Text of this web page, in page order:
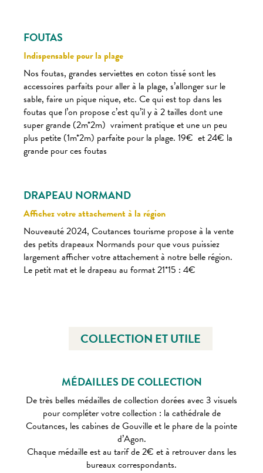
FOUTAS
Indispensable pour la plage
Nos foutas, grandes serviettes en coton tissé sont les
accessoires parfaits pour aller à la plage, s’allonger sur le
sable, faire un pique nique, etc. Ce qui est top dans les
foutas que l’on propose c’est qu’il y à 2 tailles dont une
super grande (2m*2m) vraiment pratique et une un peu
plus petite (1m*2m) parfaite pour la plage. 19€ et 24€ la
grande pour ces foutas
DRAPEAU NORMAND
Affichez votre attachement à la région
Nouveauté 2024, Coutances tourisme propose à la vente
des petits drapeaux Normands pour que vous puissiez
largement afficher votre attachement à notre belle région.
Le petit mat et le drapeau au format 21*15 : 4€
COLLECTION ET UTILE
MÉDAILLES DE COLLECTION
De très belles médailles de collection dorées avec 3 visuels
pour compléter votre collection : la cathédrale de
Coutances, les cabines de Gouville et le phare de la pointe
d’Agon.
Chaque médaille est au tarif de 2€ et à retrouver dans les
bureaux correspondants.